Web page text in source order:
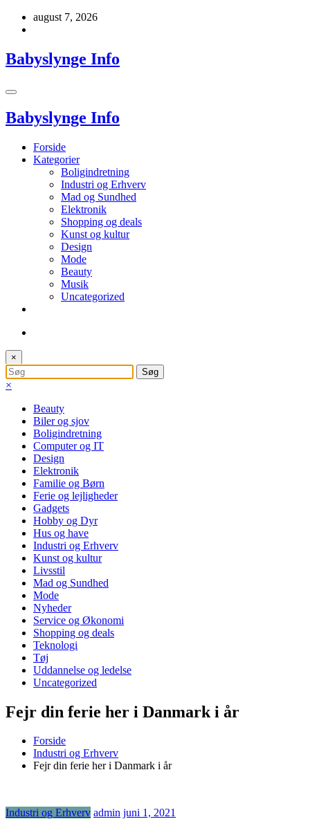
Videreaugust 7, 2026
Babyslynge Info
Babyslynge Info
Forside
Kategorier
Boligindretning
Industri og Erhverv
Mad og Sundhed
Elektronik
Shopping og deals
Kunst og kultur
Design
Mode
Beauty
Musik
Uncategorized
×
×
Beauty
Biler og sjov
Boligindretning
Computer og IT
Design
Elektronik
Familie og Børn
Ferie og lejligheder
Gadgets
Hobby og Dyr
Hus og have
Industri og Erhverv
Kunst og kultur
Livsstil
Mad og Sundhed
Mode
Nyheder
Service og Økonomi
Shopping og deals
Teknologi
Tøj
Uddannelse og ledelse
Uncategorized
Fejr din ferie her i Danmark i år
Forside
Industri og Erhverv
Fejr din ferie her i Danmark i år
Industri og Erhverv admin juni 1, 2021